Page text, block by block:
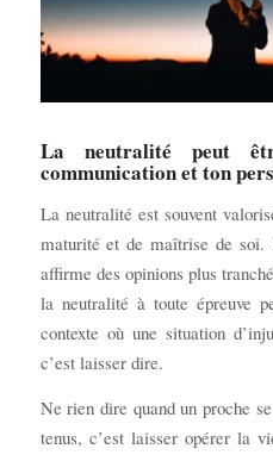
La neutralité peut
communication et ton
La neutralité est souvent
maturité et de maîtrise de soi.
affirme des opinions plus
la neutralité à toute épreuve
contexte où une situation
c’est laisser dire.
Ne rien dire quand un proche
tenus, c’est laisser opérer la